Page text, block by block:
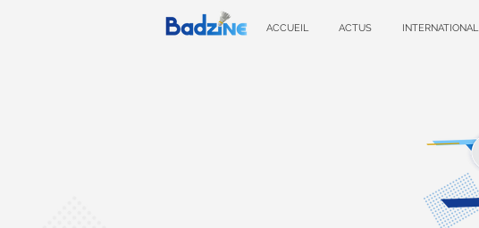
ACCUEIL ACTUS INTERNATIONAL